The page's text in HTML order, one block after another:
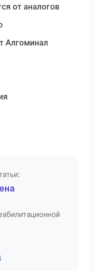
от аналогов
Алгоминал